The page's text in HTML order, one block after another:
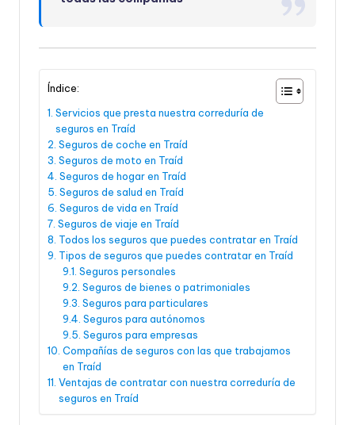
Índice:
Servicios que presta nuestra correduría de
seguros en Traíd
Seguros de coche en Traíd
Seguros de moto en Traíd
Seguros de hogar en Traíd
Seguros de salud en Traíd
Seguros de vida en Traíd
Seguros de viaje en Traíd
Todos los seguros que puedes contratar en Traíd
Tipos de seguros que puedes contratar en Traíd
Seguros personales
Seguros de bienes o patrimoniales
Seguros para particulares
Seguros para autónomos
Seguros para empresas
Compañías de seguros con las que trabajamos
en Traíd
Ventajas de contratar con nuestra correduría de
seguros en Traíd